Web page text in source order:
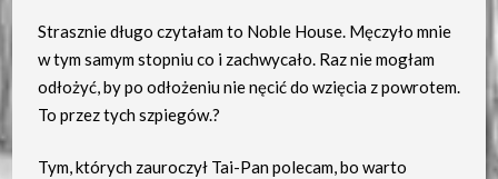
Strasznie długo czytałam to Noble House. Męczyło mnie
w tym samym stopniu co i zachwycało. Raz nie mogłam
odłożyć, by po odłożeniu nie nęcić do wzięcia z powrotem.
To przez tych szpiegów.?
Tym, których zauroczył Tai-Pan polecam, bo warto